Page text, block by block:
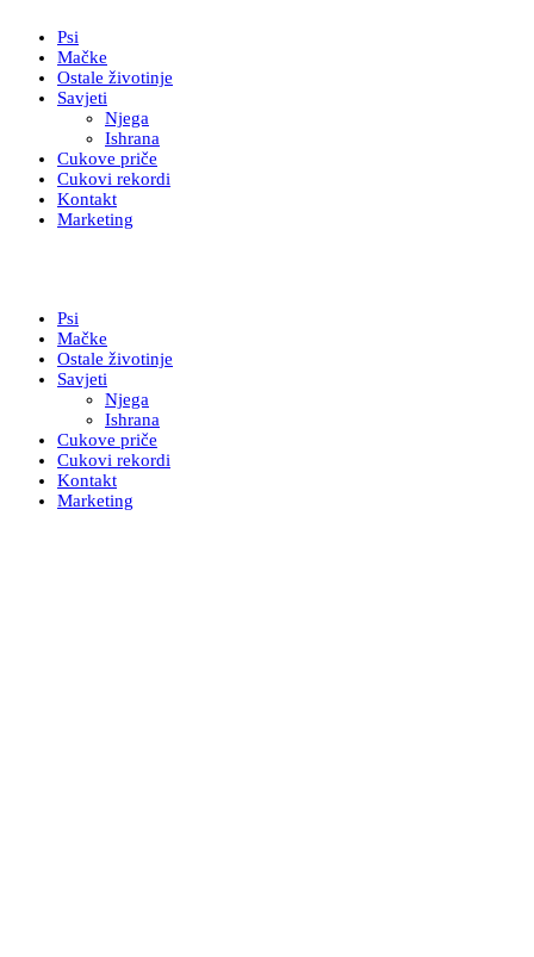
Psi
Mačke
Ostale životinje
Savjeti
Njega
Ishrana
Cukove priče
Cukovi rekordi
Kontakt
Marketing
Psi
Mačke
Ostale životinje
Savjeti
Njega
Ishrana
Cukove priče
Cukovi rekordi
Kontakt
Marketing